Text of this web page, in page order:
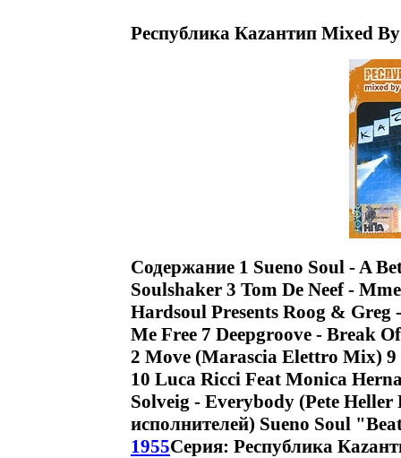
Республика Каzантип Mixed
Содержание 1 Sueno Soul - A
Soulshaker 3 Tom De Neef -
Hardsoul Presents Roog & Greg
Me Free 7 Deepgroove - Break
2 Move (Marascia Elettro Mix)
10 Luca Ricci Feat Monica
Solveig - Everybody (Pete Heller
исполнителей) Sueno Soul
1955Серия: Республика